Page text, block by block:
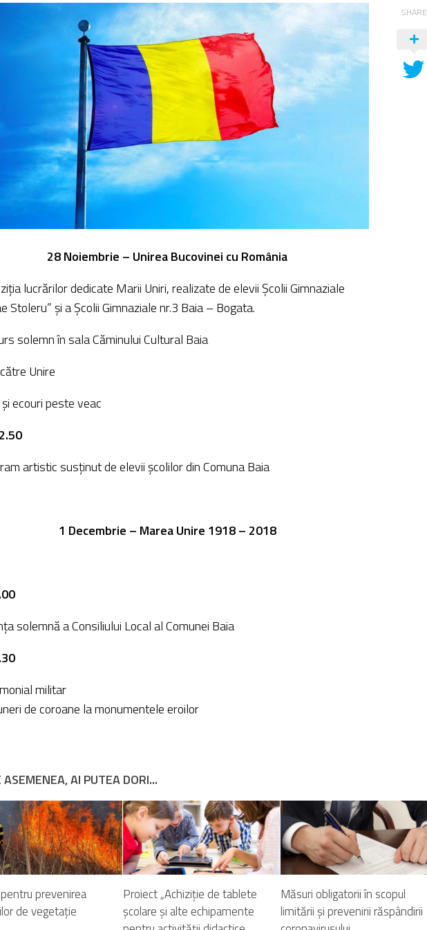
28 Noiembrie – Unirea Bucovinei cu România
lucrărilor dedicate Marii Uniri, realizate de elevii Școlii Gimnaziale
Stoleru” și a Școlii Gimnaziale nr.3 Baia – Bogata.
solemn în sala Căminului Cultural Baia
Unire
ecouri peste veac
artistic susținut de elevii școlilor din Comuna Baia
1 Decembrie – Marea Unire 1918 – 2018
solemnă a Consiliului Local al Comunei Baia
militar
de coroane la monumentele eroilor
SHARE
ASEMENEA, AI PUTEA DORI...
prevenirea
de vegetație
Proiect „Achiziție de tablete
școlare și alte echipamente
Măsuri obligatorii în scopul
limitării și prevenirii răspândirii